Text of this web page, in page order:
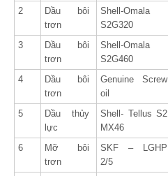
2
Dầu bôi
trơn
Shell-Omala
S2G320
3
Dầu bôi
trơn
Shell-Omala
S2G460
4
Dầu bôi
trơn
Genuine Screw
oil
5
Dầu thủy
lực
Shell- Tellus S2
MX46
6
Mỡ bôi
trơn
SKF – LGHP
2/5